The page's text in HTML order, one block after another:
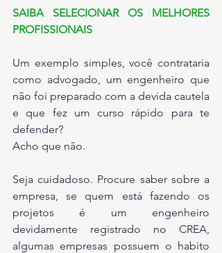
SAIBA SELECIONAR OS MELHORES
PROFISSIONAIS
Um exemplo simples, você contrataria
como advogado, um engenheiro que
não foi preparado com a devida cautela
e que fez um curso rápido para te
defender?
Acho que não.
Seja cuidadoso. Procure saber sobre a
empresa, se quem está fazendo os
projetos é um engenheiro
devidamente registrado no CREA,
algumas empresas possuem o habito